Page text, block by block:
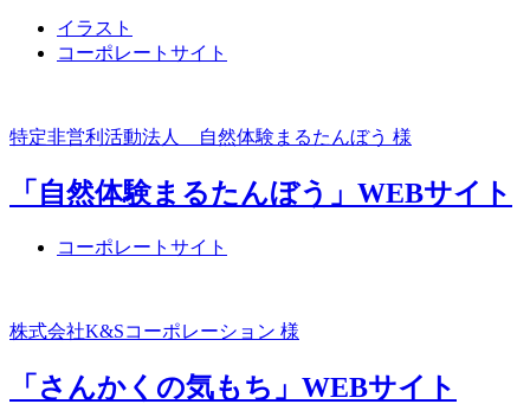
イラスト
コーポレートサイト
特定非営利活動法人 自然体験まるたんぼう 様
「自然体験まるたんぼう」WEBサイト
コーポレートサイト
株式会社K&Sコーポレーション 様
「さんかくの気もち」WEBサイト